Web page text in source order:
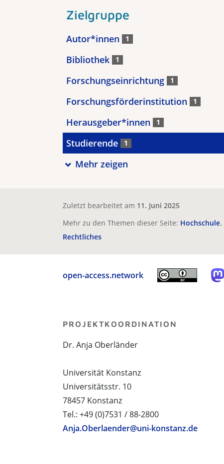
Zielgruppe
Autor*innen 1
Bibliothek 1
Forschungseinrichtung 1
Forschungsförderinstitution 1
Herausgeber*innen 1
Studierende 1
Mehr zeigen
Zuletzt bearbeitet am 11. Juni 2025
Mehr zu den Themen dieser Seite: Hochschule
Rechtliches
open-access.network
PROJEKTKOORDINATION
Dr. Anja Oberländer
Universität Konstanz
Universitätsstr. 10
78457 Konstanz
Tel.: +49 (0)7531 / 88-2800
Anja.Oberlaender@uni-konstanz.de